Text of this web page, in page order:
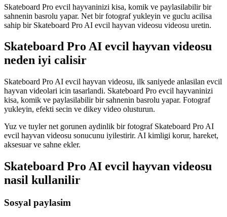
Skateboard Pro evcil hayvaninizi kisa, komik ve paylasilabilir bir
sahnenin basrolu yapar. Net bir fotograf yukleyin ve guclu acilisa
sahip bir Skateboard Pro AI evcil hayvan videosu videosu uretin.
Skateboard Pro AI evcil hayvan videosu
neden iyi calisir
Skateboard Pro AI evcil hayvan videosu, ilk saniyede anlasilan evcil
hayvan videolari icin tasarlandi. Skateboard Pro evcil hayvaninizi
kisa, komik ve paylasilabilir bir sahnenin basrolu yapar. Fotograf
yukleyin, efekti secin ve dikey video olusturun.
Yuz ve tuyler net gorunen aydinlik bir fotograf Skateboard Pro AI
evcil hayvan videosu sonucunu iyilestirir. AI kimligi korur, hareket,
aksesuar ve sahne ekler.
Skateboard Pro AI evcil hayvan videosu
nasil kullanilir
Sosyal paylasim